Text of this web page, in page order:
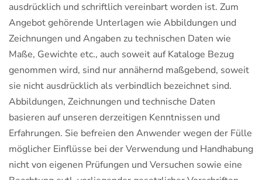
ausdrücklich und schriftlich vereinbart worden ist. Zum
Angebot gehörende Unterlagen wie Abbildungen und
Zeichnungen und Angaben zu technischen Daten wie
Maße, Gewichte etc., auch soweit auf Kataloge Bezug
genommen wird, sind nur annähernd maßgebend, soweit
sie nicht ausdrücklich als verbindlich bezeichnet sind.
Abbildungen, Zeichnungen und technische Daten
basieren auf unseren derzeitigen Kenntnissen und
Erfahrungen. Sie befreien den Anwender wegen der Fülle
möglicher Einflüsse bei der Verwendung und Handhabung
nicht von eigenen Prüfungen und Versuchen sowie eine